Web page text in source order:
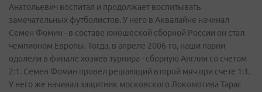
Анатольевич воспитал и продолжает воспитывать
замечательных футболистов. У него в Аквалайне начинал
Семен Фомин - в составе юношеской сборной России он стал
чемпионом Европы. Тогда, в апреле 2006-го, наши парни
одолели в финале хозяев турнира - сборную Англии со счетом
2:1. Семен Фомин провел решающий второй мяч при счете 1:1.
У него же начинал защитник московского Локомотива Тарас